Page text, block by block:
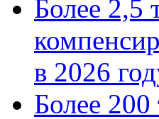
Более 2,5
в 2026
Более